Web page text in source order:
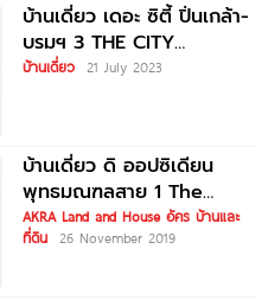
บ้านเดี่ยว เดอะ ซิตี้ ปิ่นเกล้า-
บรมฯ 3 THE CITY
Pinklao-Borom 3 ราคาเริ่ม
บ้านเดี่ยว 21 July 2023
บ้านเดี่ยว ดิ ออปซิเดียน
พุทธมณฑลสาย 1 The
Obsidian
Phutthamonthon Sai 1
AKRA Land and House อัคร บ้านและ
ที่ดิน 26 November 2019